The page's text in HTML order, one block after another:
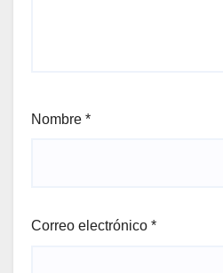
Nombre *
Correo electrónico *